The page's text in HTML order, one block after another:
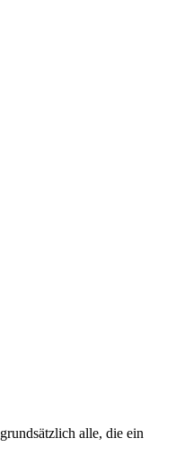
alle, die ein